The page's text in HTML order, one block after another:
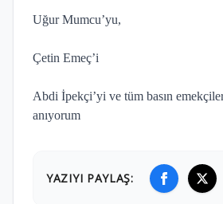
Uğur Mumcu’yu,
Çetin Emeç’i
Abdi İpekçi’yi ve tüm basın
anıyorum
YAZIYI PAYLAŞ: